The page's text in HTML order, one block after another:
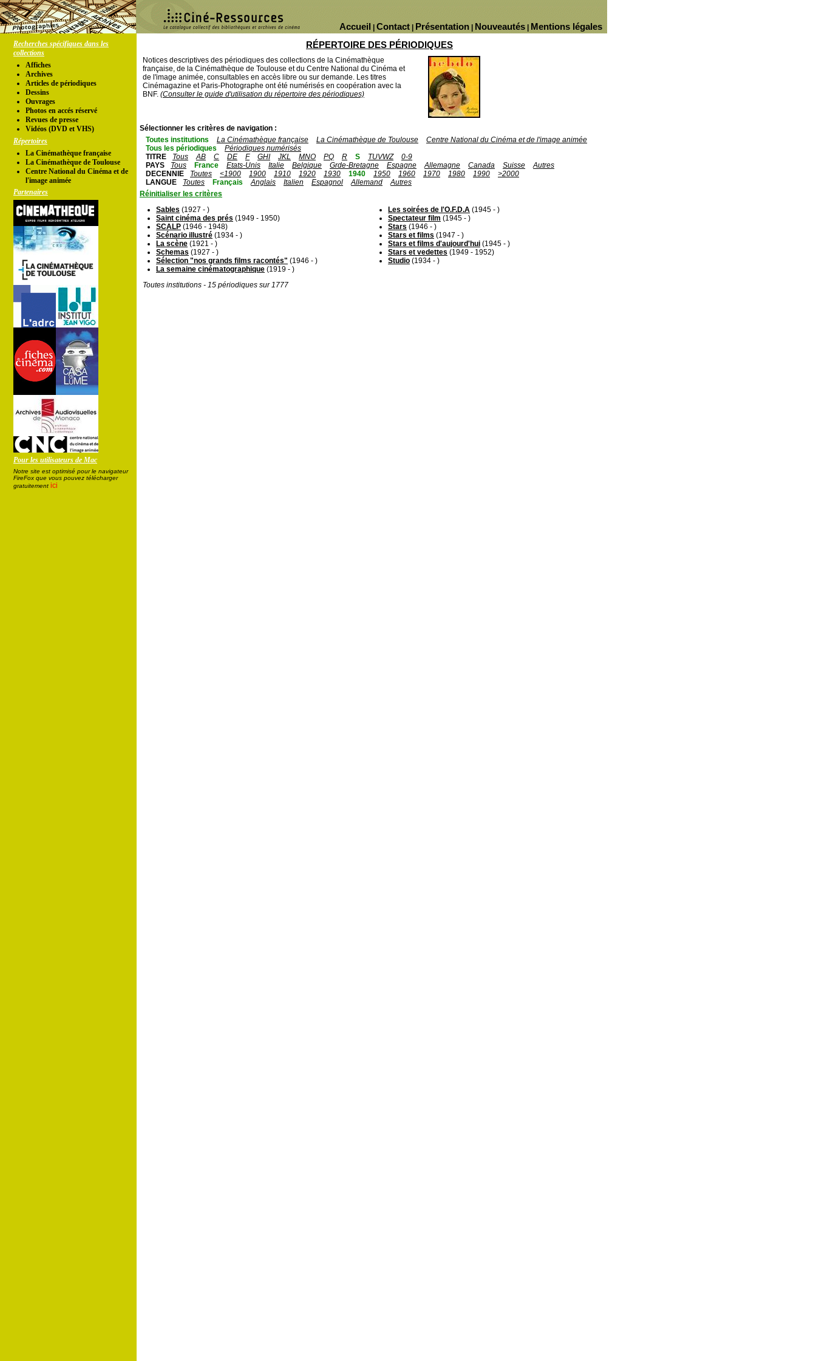
Mentions légales
Nouveautés
Présentation
Contact
Accueil
Recherches spécifiques dans les
collections
Affiches
Archives
Articles de périodiques
Dessins
Ouvrages
Photos en accés réservé
Revues de presse
Vidéos (DVD et VHS)
Répertoires
La Cinémathèque française
La Cinémathèque de Toulouse
Centre National du Cinéma et de
l'image animée
Partenaires
Pour les utilisateurs de Mac
Notre site est optimisé pour le navigateur
FireFox que vous pouvez télécharger
gratuitement ici
RÉPERTOIRE DES PÉRIODIQUES
Notices descriptives des périodiques des collections de la Cinémathèque
française, de la Cinémathèque de Toulouse et du Centre National du Cinéma et
de l'image animée, consultables en accès libre ou sur demande. Les titres
Cinémagazine et Paris-Photographe ont été numérisés en coopération avec la
BNF. (Consulter le guide d'utilisation du répertoire des périodiques)
Sélectionner les critères de navigation :
Toutes institutions
La Cinémathèque française La Cinémathèque de Toulouse
Centre National du Cinéma et de l'image animée
Tous les périodiques
Périodiques numérisés
TITRE
Tous AB C DE F GHI JKL MNO PQ R S TUVWZ
0-9
PAYS
Tous France Etats-Unis Italie Belgique Grde-Bretagne Espagne Allemagne Canada Suisse
Autres
DECENNIE
Toutes <1900 1900 1910 1920 1930 1940 1950 1960 1970 1980 1990
>2000
LANGUE
Toutes Français Anglais Italien Espagnol Allemand
Autres
Réinitialiser les critères
Sables (1927 - )
Saint cinéma des prés (1949 - 1950)
SCALP (1946 - 1948)
Scénario illustré (1934 - )
La scène (1921 - )
Schemas (1927 - )
Sélection "nos grands films racontés" (1946 - )
La semaine cinématographique (1919 - )
Les soirées de l'O.F.D.A (1945 - )
Spectateur film (1945 - )
Stars (1946 - )
Stars et films (1947 - )
Stars et films d'aujourd'hui (1945 - )
Stars et vedettes (1949 - 1952)
Studio (1934 - )
Toutes institutions - 15 périodiques sur 1777